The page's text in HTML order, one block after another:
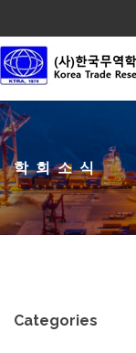
학회소식
Categories